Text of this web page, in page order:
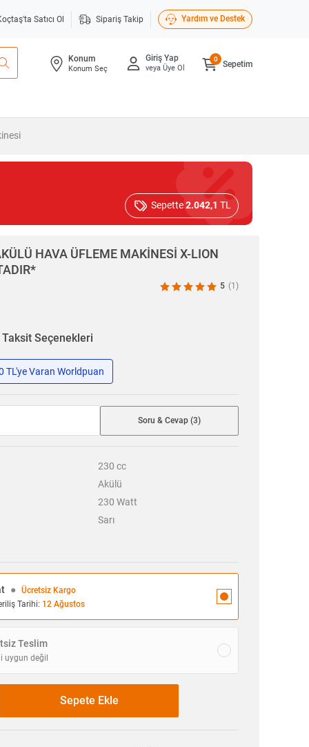
Satıcı Ol Sipariş Takip Yardım ve Destek
Konum
Konum Seç
Giriş Yap
veya Üye Ol Sepetim
0
Sepette2.042,1 TL
HAVA ÜFLEME MAKİNESİ X-LION
5 (1)
Taksit Seçenekleri
TL'ye Varan Worldpuan
Soru & Cevap (3)
230 cc
Akülü
230 Watt
Sarı
●
Ücretsiz Kargo
Tarihi: 12 Ağustos
Teslim
uygun değil
Sepete Ekle